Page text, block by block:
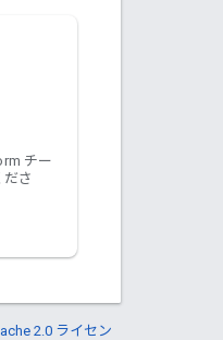
チー
さ
2.0 ライセン